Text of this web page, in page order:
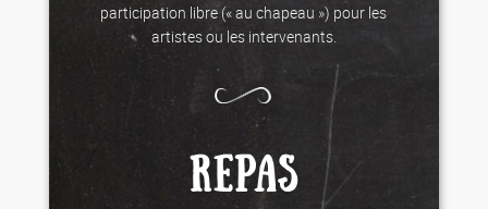
participation libre (« au chapeau ») pour les
artistes ou les intervenants.
REPAS